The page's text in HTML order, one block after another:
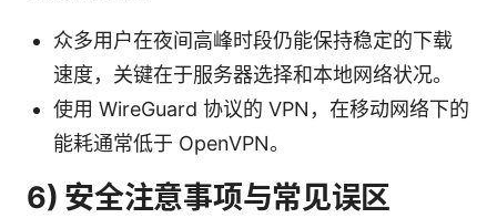
众多用户在夜间高峰时段仍能保持稳定的下载
速度，关键在于服务器选择和本地网络状况。
使用 WireGuard 协议的 VPN，在移动网络下的
能耗通常低于 OpenVPN。
6) 安全注意事项与常见误区